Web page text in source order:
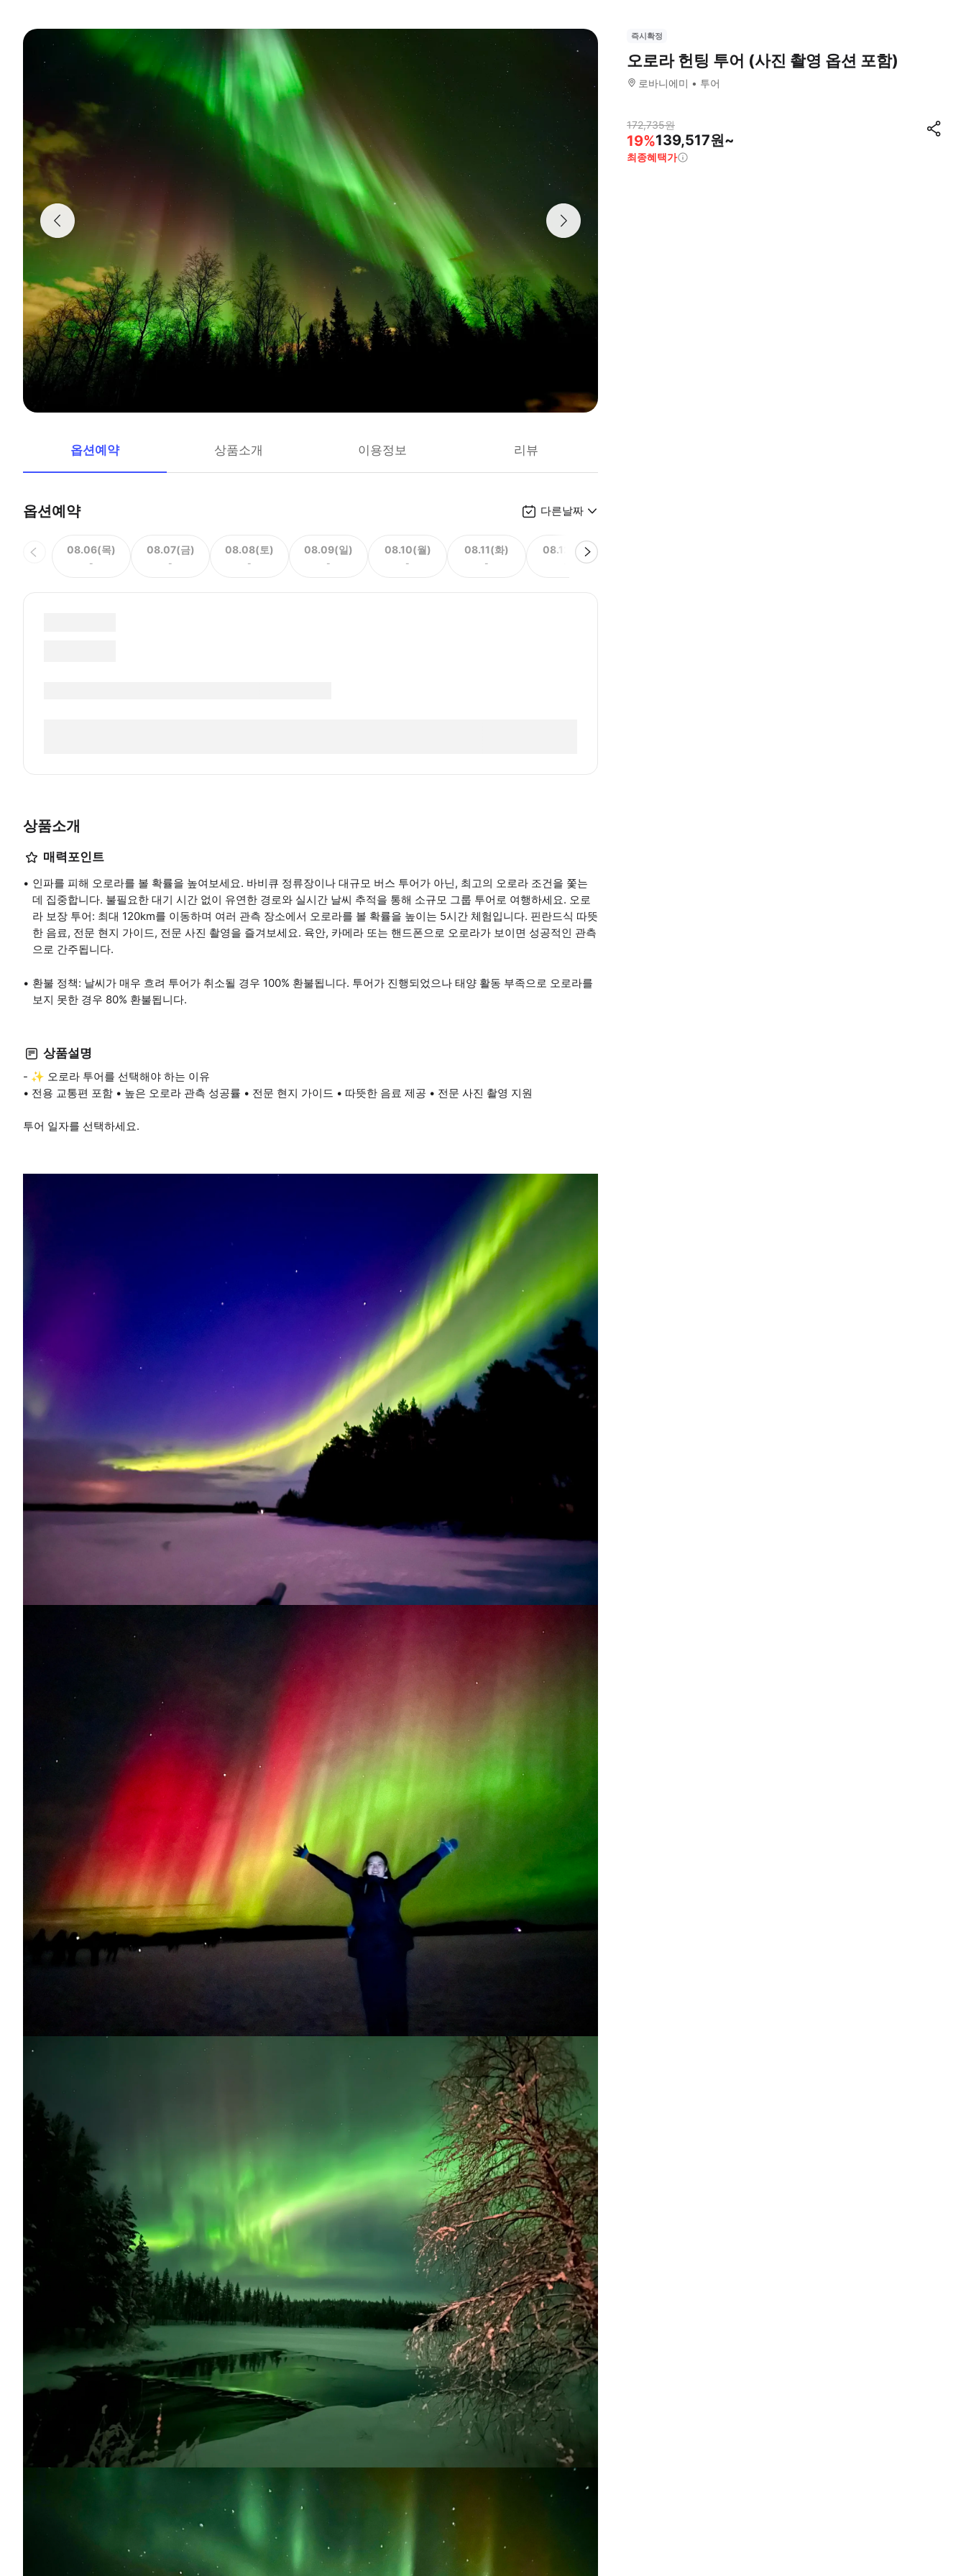
옵션예약 상품소개 이용정보 리뷰
옵션예약 다른날짜
08.06(목)
-
08.07(금)
-
08.08(토)
-
08.09(일)
-
08.10(월)
-
08.11(화)
-
08.12(수)
상품소개
매력포인트
인파를 피해 오로라를 볼 확률을 높여보세요. 바비큐 정류장이나 대규모 버스 투어가 아닌, 최고의 오로라 조건을 쫓는
데 집중합니다. 불필요한 대기 시간 없이 유연한 경로와 실시간 날씨 추적을 통해 소규모 그룹 투어로 여행하세요. 오로
라 보장 투어: 최대 120km를 이동하며 여러 관측 장소에서 오로라를 볼 확률을 높이는 5시간 체험입니다. 핀란드식 따뜻
한 음료, 전문 현지 가이드, 전문 사진 촬영을 즐겨보세요. 육안, 카메라 또는 핸드폰으로 오로라가 보이면 성공적인 관측
으로 간주됩니다.
환불 정책: 날씨가 매우 흐려 투어가 취소될 경우 100% 환불됩니다. 투어가 진행되었으나 태양 활동 부족으로 오로라를
보지 못한 경우 80% 환불됩니다.
상품설명
- ✨ 오로라 투어를 선택해야 하는 이유
• 전용 교통편 포함 • 높은 오로라 관측 성공률 • 전문 현지 가이드 • 따뜻한 음료 제공 • 전문 사진 촬영 지원
투어 일자를 선택하세요.
즉시확정
오로라 헌팅 투어 (사진 촬영 옵션 포함)
로바니에미 투어
172,735원
19%139,517원~
최종혜택가